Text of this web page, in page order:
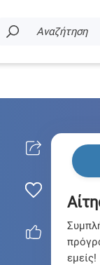
Αναζήτηση
εμείς!